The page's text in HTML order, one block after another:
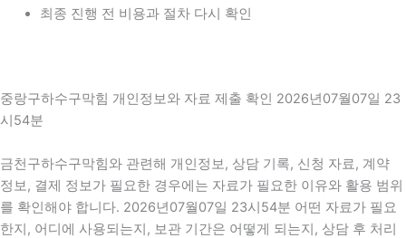
최종 진행 전 비용과 절차 다시 확인
중랑구하수구막힘 개인정보와 자료 제출 확인 2026년07월07일 23
시54분
금천구하수구막힘와 관련해 개인정보, 상담 기록, 신청 자료, 계약
정보, 결제 정보가 필요한 경우에는 자료가 필요한 이유와 활용 범위
를 확인해야 합니다. 2026년07월07일 23시54분 어떤 자료가 필요
한지, 어디에 사용되는지, 보관 기간은 어떻게 되는지, 상담 후 처리